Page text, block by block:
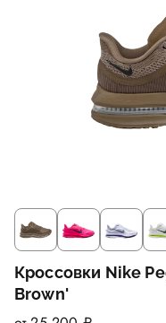
Кроссовки Nike
Brown'